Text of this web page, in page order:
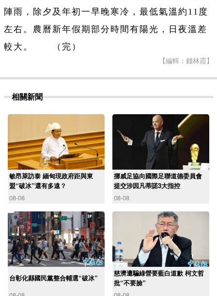
陣雨，除夕及年初一早晚寒冷，最低氣溫約11度
左右。農曆新年假期部分時間有陽光，日夜溫差
較大。 （完）
【編輯：錢林霞】
相關新聞
敏昂萊訪泰 緬甸現政府距與東
盟“破冰”還有多遠？
08-08
挪威足協向國際足聯道德委員會
提交涉因凡蒂諾3大指控
08-08
台彰化縣國民黨整合輔選“破冰”
慈濟遭騙綠營要藍白道歉 柯文哲
批“不要臉”